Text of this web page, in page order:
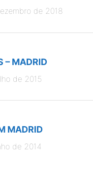
de 2018
– MADRID
de 2015
MADRID
de 2014